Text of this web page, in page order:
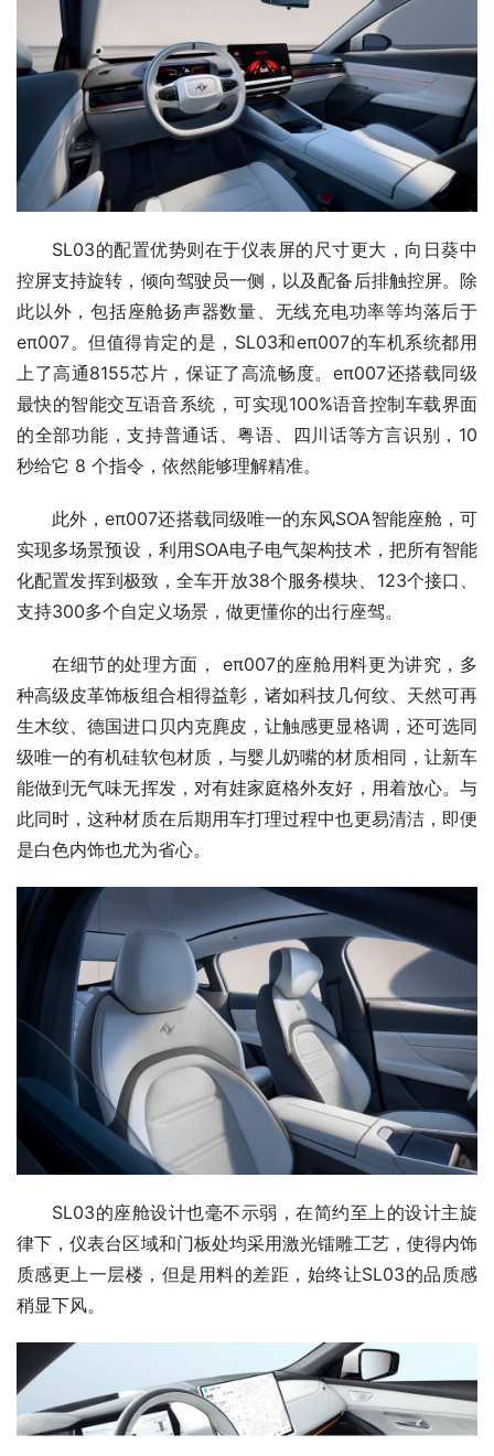
SL03的配置优势则在于仪表屏的尺寸更大，向日葵中
控屏支持旋转，倾向驾驶员一侧，以及配备后排触控屏。除
此以外，包括座舱扬声器数量、无线充电功率等均落后于
eπ007。但值得肯定的是，SL03和eπ007的车机系统都用
上了高通8155芯片，保证了高流畅度。eπ007还搭载同级
最快的智能交互语音系统，可实现100%语音控制车载界面
的全部功能，支持普通话、粤语、四川话等方言识别，10
秒给它 8 个指令，依然能够理解精准。
此外，eπ007还搭载同级唯一的东风SOA智能座舱，可
实现多场景预设，利用SOA电子电气架构技术，把所有智能
化配置发挥到极致，全车开放38个服务模块、123个接口、
支持300多个自定义场景，做更懂你的出行座驾。
在细节的处理方面， eπ007的座舱用料更为讲究，多
种高级皮革饰板组合相得益彰，诸如科技几何纹、天然可再
生木纹、德国进口贝内克麂皮，让触感更显格调，还可选同
级唯一的有机硅软包材质，与婴儿奶嘴的材质相同，让新车
能做到无气味无挥发，对有娃家庭格外友好，用着放心。与
此同时，这种材质在后期用车打理过程中也更易清洁，即便
是白色内饰也尤为省心。
SL03的座舱设计也毫不示弱，在简约至上的设计主旋
律下，仪表台区域和门板处均采用激光镭雕工艺，使得内饰
质感更上一层楼，但是用料的差距，始终让SL03的品质感
稍显下风。